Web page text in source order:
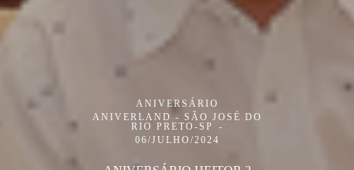
ANIVERSÁRIO
ANIVERLAND - SÃO JOSÉ DO
RIO PRETO-SP
06/JULHO/2024